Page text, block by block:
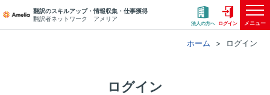
翻訳のスキルアップ・情報収集・仕事獲得
翻訳者ネットワーク アメリア
法人の方へ ログイン メニュー
ホーム ログイン
ログイン